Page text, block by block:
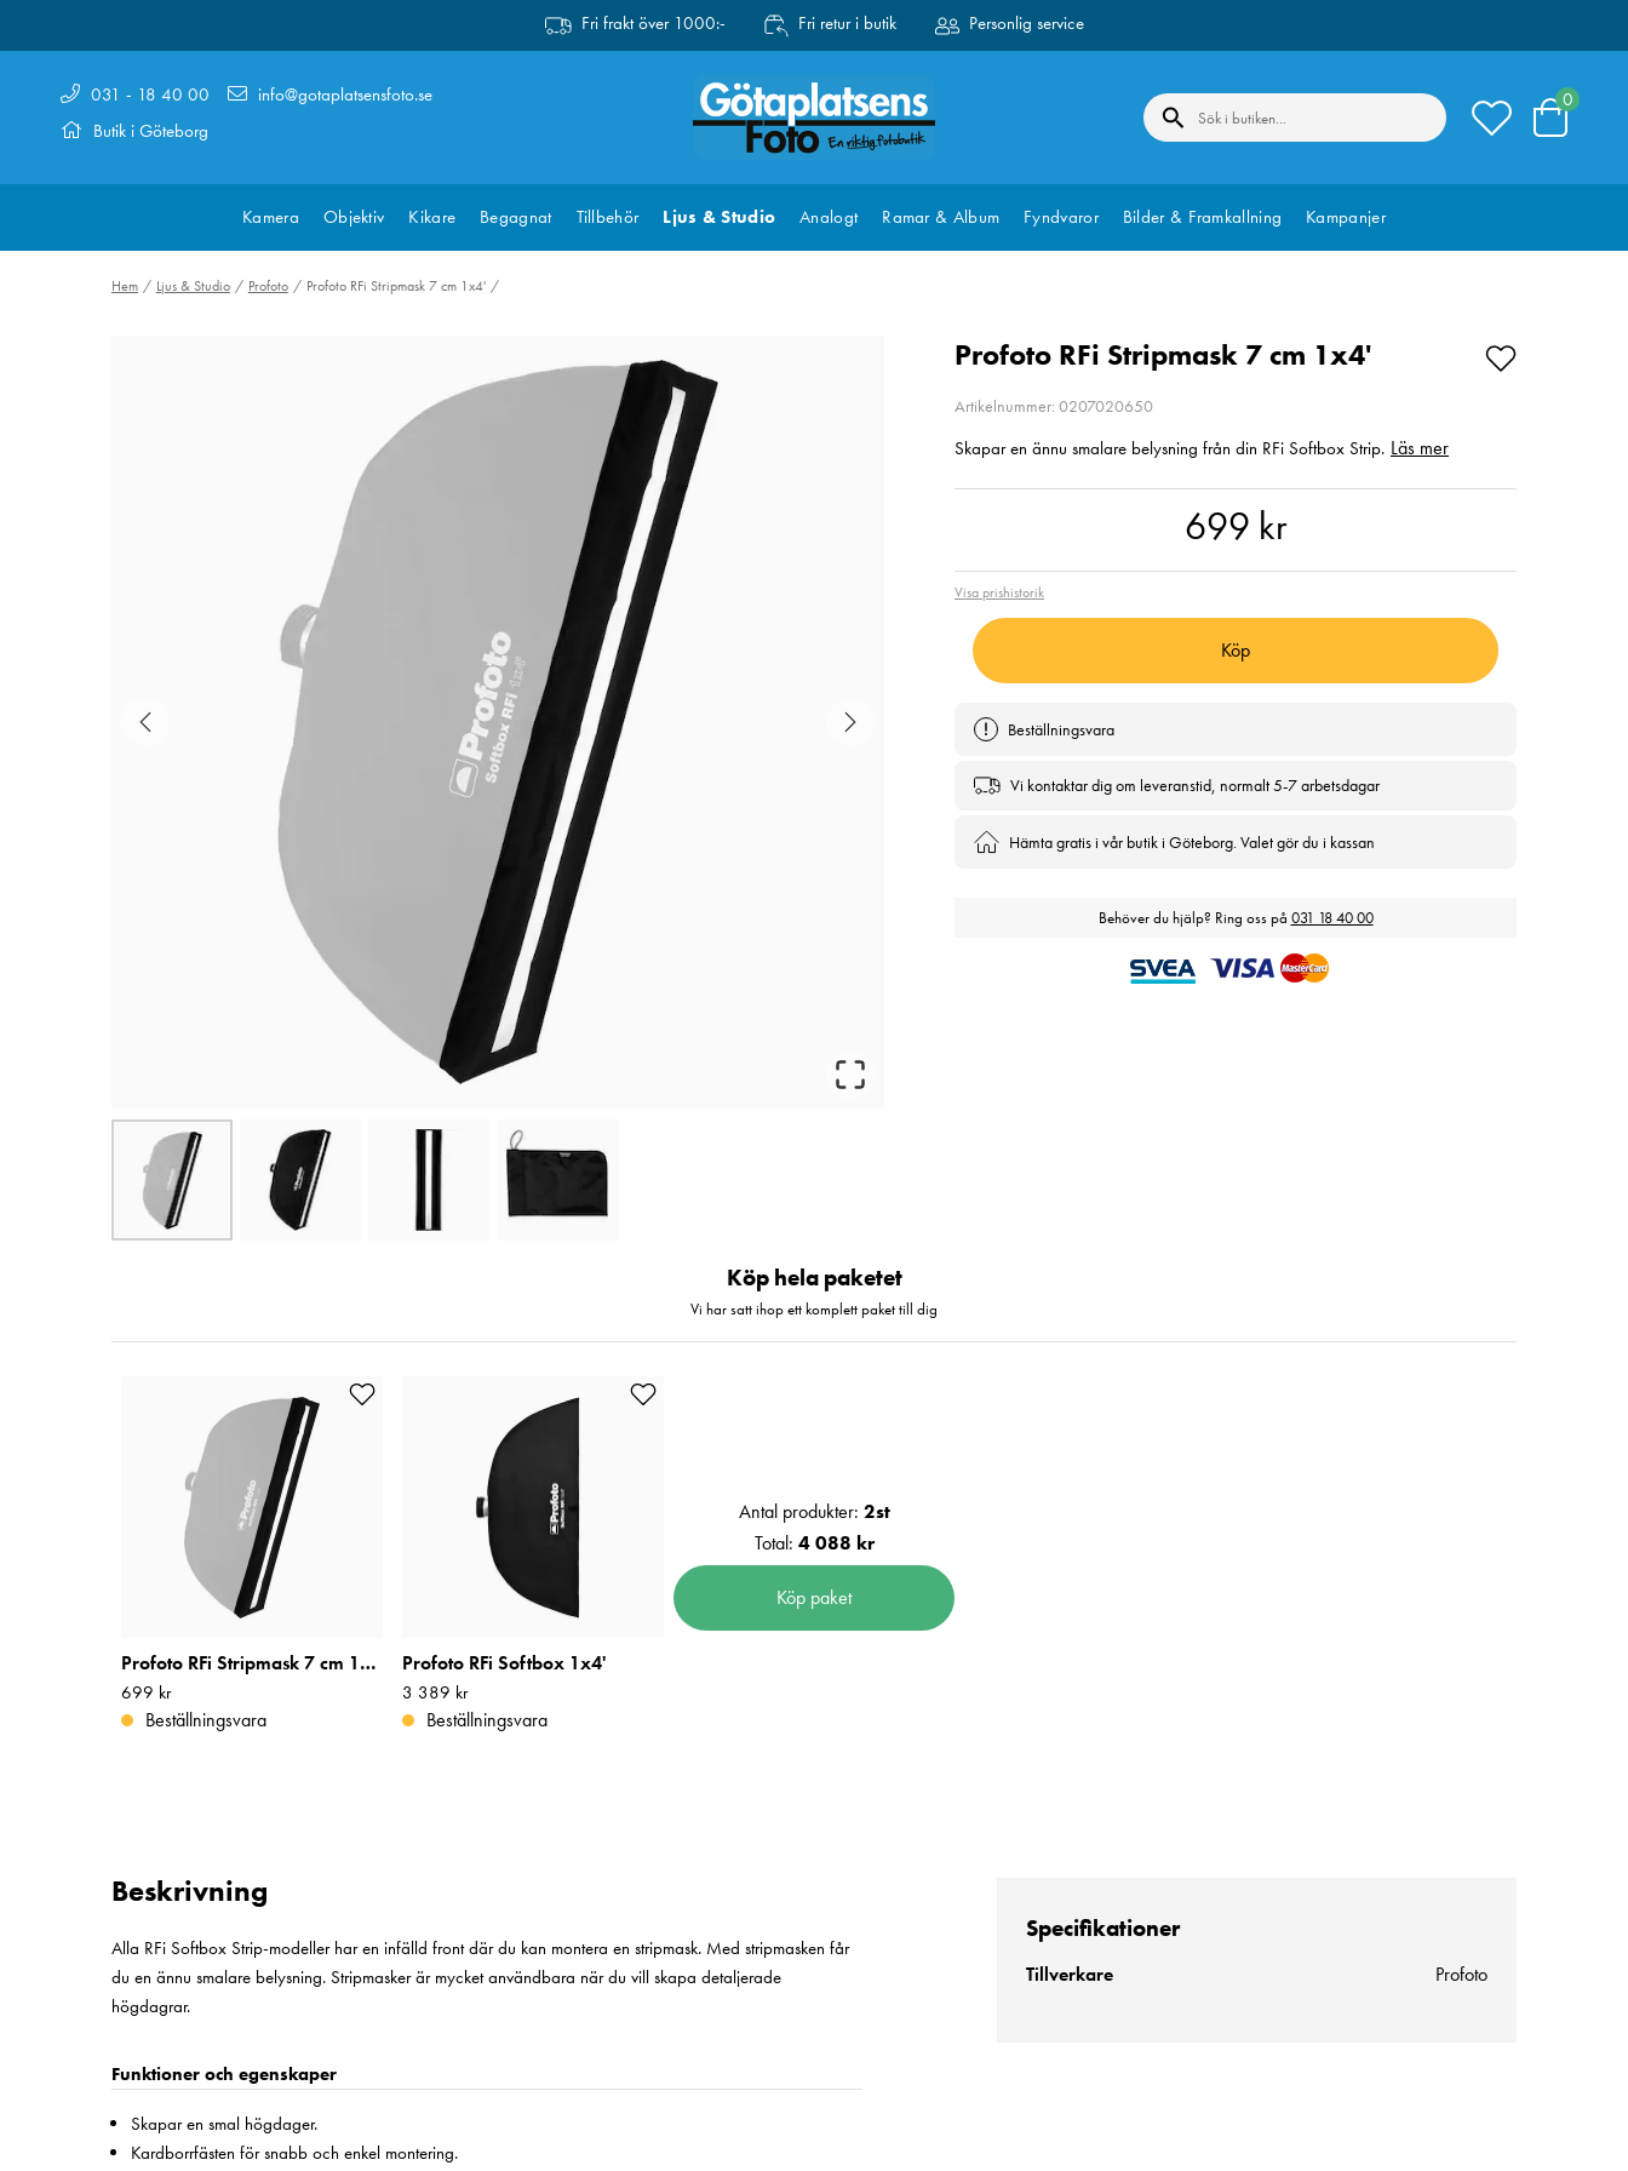
Fri frakt över 1000:- Fri retur i butik Personlig service
031 - 18 40 00
Butik i Göteborg
info@gotaplatsensfoto.se 0
Kamera Objektiv Kikare Begagnat Tillbehör Ljus & Studio Analogt Ramar & Album Fyndvaror Bilder & Framkallning Kampanjer
Hem Ljus & Studio Profoto Profoto RFi Stripmask 7 cm 1x4'
Profoto RFi Stripmask 7 cm 1x4'
Artikelnummer: 0207020650
Skapar en ännu smalare belysning från din RFi Softbox Strip. Läs mer
699 kr
Visa prishistorik
Köp
Beställningsvara
Vi kontaktar dig om leveranstid, normalt 5-7 arbetsdagar
Hämta gratis i vår butik i Göteborg. Valet gör du i kassan
Behöver du hjälp? Ring oss på 031 18 40 00
Köp hela paketet
Vi har satt ihop ett komplett paket till dig
Profoto RFi Stripmask 7 cm 1x4'
Pris: 699 kr
699 kr
Beställningsvara
Profoto RFi Softbox 1x4'
Pris:3 389 kr
3 389 kr
Beställningsvara
Antal produkter: 2st
Total: 4 088 kr
Köp paket
Beskrivning
Alla RFi Softbox Strip-modeller har en infälld front där du kan montera en stripmask. Med stripmasken får
du en ännu smalare belysning. Stripmasker är mycket användbara när du vill skapa detaljerade
högdagrar.
Funktioner och egenskaper
Skapar en smal högdager.
Kardborrfästen för snabb och enkel montering.
Specifikationer
Tillverkare Profoto